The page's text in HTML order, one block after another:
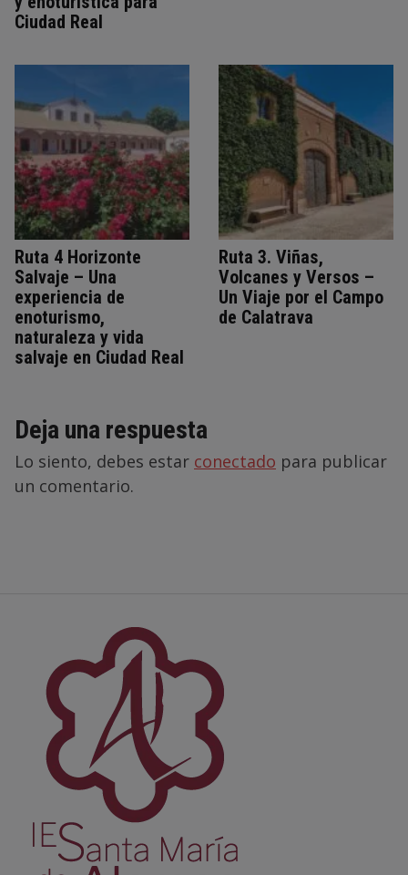
Ciudad Real
Ruta 4 Horizonte
Salvaje – Una
experiencia de
enoturismo,
naturaleza y vida
salvaje en Ciudad Real
Ruta 3. Viñas,
Volcanes y Versos –
Un Viaje por el Campo
de Calatrava
Deja una respuesta
Lo siento, debes estar conectado para publicar
un comentario.